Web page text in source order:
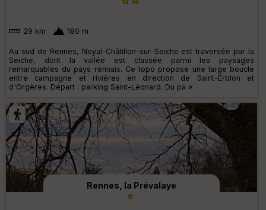
29 km 180 m
Au sud de Rennes, Noyal-Châtillon-sur-Seiche est traversée par la
Seiche, dont la vallée est classée parmi les paysages
remarquables du pays rennais. Ce topo propose une large boucle
entre campagne et rivières en direction de Saint-Erblon et
d'Orgères. Départ : parking Saint-Léonard. Du pa »
Rennes, la Prévalaye